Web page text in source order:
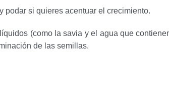
podar si quieres acentuar el crecimiento.
(como la savia y el agua que
de las semillas.